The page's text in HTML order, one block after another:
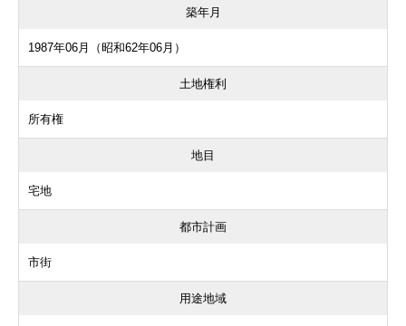
築年月
1987年06月（昭和62年06月）
土地権利
所有権
地目
宅地
都市計画
市街
用途地域